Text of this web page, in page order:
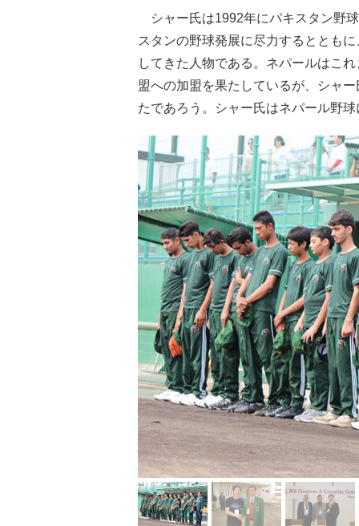
シャー氏は1992年にパキスタン野
スタンの野球発展に尽力するととも
してきた人物である。ネパールはこ
盟への加盟を果たしているが、シャ
たであろう。シャー氏はネパール野